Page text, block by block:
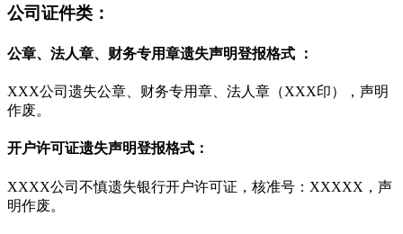
公司证件类：
公章、法人章、财务专用章遗失声明登报格式 ：
XXX公司遗失公章、财务专用章、法人章（XXX印），声明
作废。
开户许可证遗失声明登报格式：
XXXX公司不慎遗失银行开户许可证，核准号：XXXXX，声
明作废。